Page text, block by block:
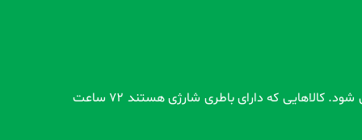
تمام محصولات بدون گارانتی قبل از اضافه شدن در سایت و بعد از ثبت سفارش مشتری کاملاً تست و از سلامت محصول اطمینان حاصل می شود. کالاهایی که دارای باطری شارژی هستند 72 ساعت